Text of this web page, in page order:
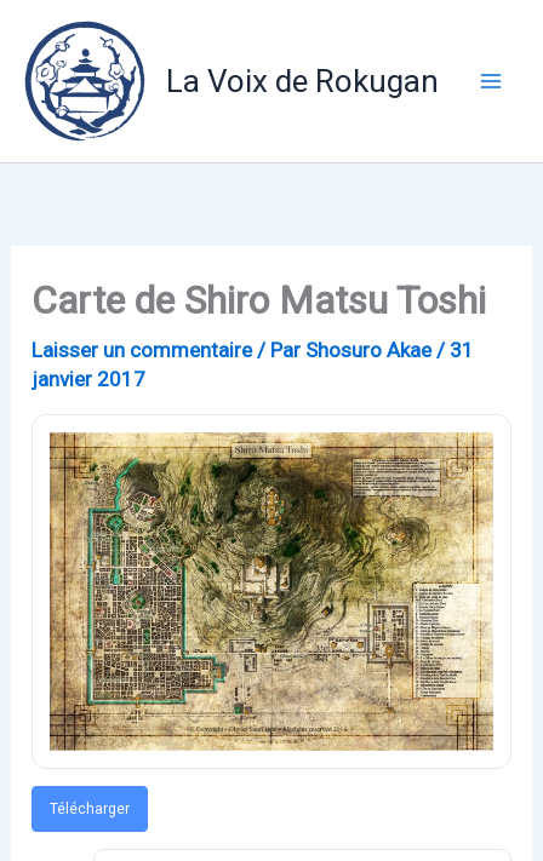
contenu
La Voix de Rokugan
Carte de Shiro Matsu Toshi
Laisser un commentaire / Par Shosuro Akae / 31
janvier 2017
Télécharger